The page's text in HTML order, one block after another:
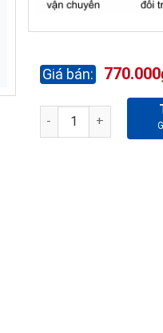
770.000
GHẾ PHÒNG HỌP